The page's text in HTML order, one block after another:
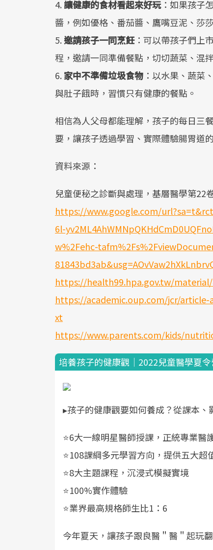
4. 讓健康的食材看起來好玩：如果孩子
醬，例如優格、番茄醬、鷹嘴豆泥、莎
5.邀請孩子一同烹飪：可以帶孩子們上
程，邀請一同準備餐點，切切蔬菜、混
6. 家中不準備垃圾食物 ：以水果、蔬菜
與肚子餓時，習慣只有健康的餐點。
相信為人父母都能理解，孩子的每日三
要，讓孩子透過學習、實際體驗腸胃道
資料來源：
兒童便秘之診斷與處理，基層醫學第22
https://www.google.com/
6l-
w%2Fehc-
https://health99.hpa.gov.tw/material/
https://academic.oup.com/jcr/
xt
https://www.parents.com/kids/
培養孩子的健康觀│2022兒童醫學夏令
▸孩子的健康觀要如何養成？從課本
⭐6大一線明星醫師授課，正統專業醫
⭐108課綱多元學習方向，提供五大超
⭐8大主題課程，沉浸式模擬實境
⭐100%實作體驗
⭐業界最高規格師生比1：6
今年夏天，讓孩子跟良醫＂醫＂起玩